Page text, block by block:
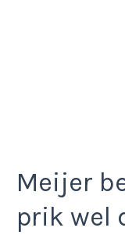
Meijer
prik wel